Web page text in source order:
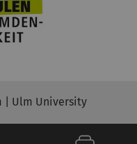
| Ulm University